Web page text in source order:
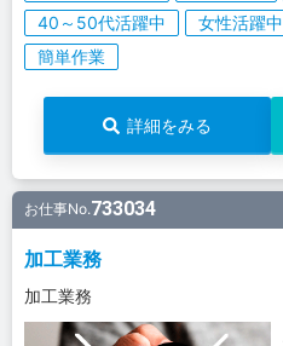
40～50代活躍中
女性活躍中
簡単作業
詳細をみる
お仕事No.733034
加工業務
加工業務